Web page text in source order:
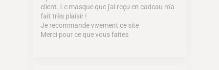
client. Le masque que j'ai reçu en cadeau m'a
fait très plaisir !
Je recommande vivement ce site
Merci pour ce que vous faites